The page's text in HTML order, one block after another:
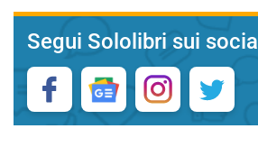
Segui Sololibri sui social